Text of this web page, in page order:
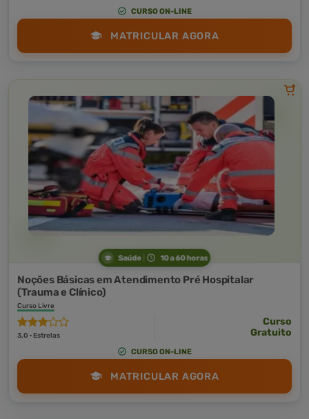
CURSO ON-LINE
MATRICULAR AGORA
Saúde 10 a 60 horas
Noções Básicas em Atendimento Pré Hospitalar
(Trauma e Clínico)
Curso Livre
3,0 · Estrelas
Curso
Gratuito
CURSO ON-LINE
MATRICULAR AGORA